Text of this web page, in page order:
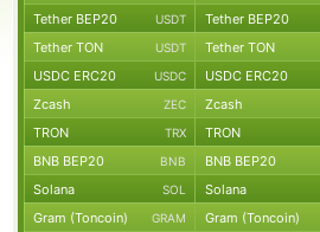
Tether BEP20 USDT Tether BEP20
Tether TON USDT Tether TON
USDC ERC20 USDC USDC ERC20
Zcash ZEC Zcash
TRON TRX TRON
BNB BEP20 BNB BNB BEP20
Solana SOL Solana
Gram (Toncoin) GRAM Gram (Toncoin)